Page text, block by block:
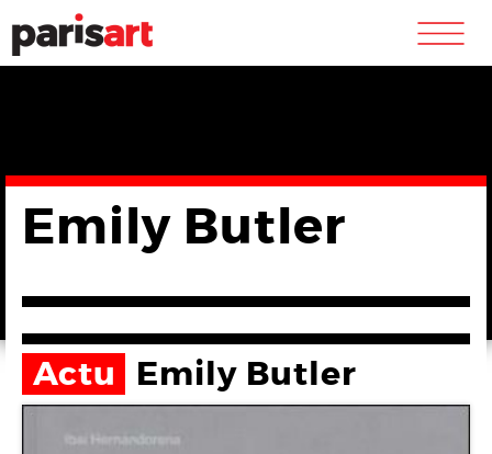
m
Emily Butler
Actu Emily Butler